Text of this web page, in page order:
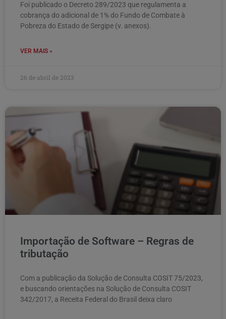
Foi publicado o Decreto 289/2023 que regulamenta a
cobrança do adicional de 1% do Fundo de Combate à
Pobreza do Estado de Sergipe (v. anexos).
VER MAIS »
26 de abril de 2023
Importação de Software – Regras de
tributação
Com a publicação da Solução de Consulta COSIT 75/2023,
e buscando orientações na Solução de Consulta COSIT
342/2017, a Receita Federal do Brasil deixa claro